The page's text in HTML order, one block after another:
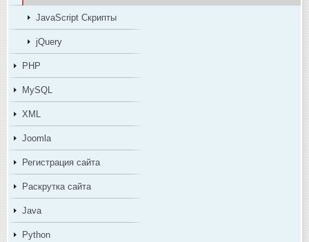
JavaScript Скрипты
jQuery
PHP
MySQL
XML
Joomla
Регистрация сайта
Раскрутка сайта
Java
Python